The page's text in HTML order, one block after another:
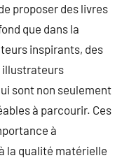
proposer des livres
que dans la
inspirants, des
illustrateurs
sont non seulement
à parcourir. Ces
à
la qualité matérielle